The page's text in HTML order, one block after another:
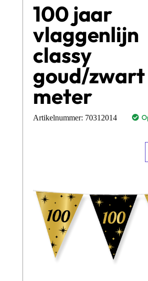
100 jaar
vlaggenlijn
classy
goud/zwart
meter
Artikelnummer: 70312014